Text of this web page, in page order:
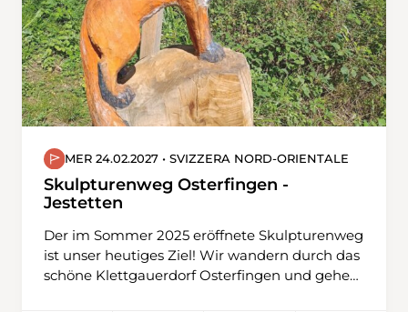
Feldmoos, Büel, Unghüri zurück zum
Brünigpass.
MER 24.02.2027 • SVIZZERA NORD-ORIENTALE
Skulpturenweg Osterfingen -
Jestetten
Der im Sommer 2025 eröffnete Skulpturenweg
ist unser heutiges Ziel! Wir wandern durch das
schöne Klettgauerdorf Osterfingen und gehen